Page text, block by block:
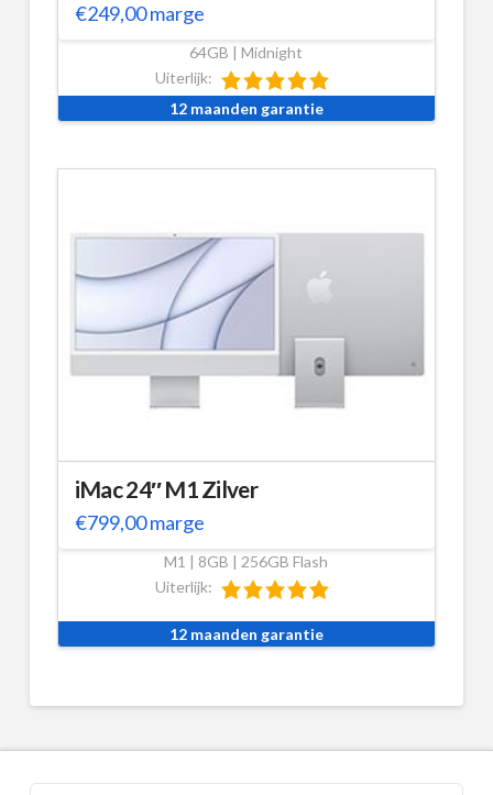
€249,00marge
64GB | Midnight
Uiterlijk:
12 maanden garantie
iMac 24″ M1 Zilver
€799,00marge
M1 | 8GB | 256GB Flash
Uiterlijk:
12 maanden garantie